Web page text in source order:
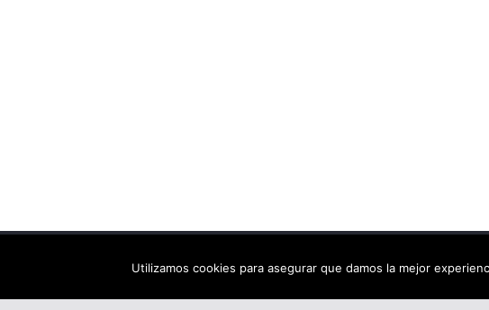
Copyright © 2026 Els arbres de Fahrenheit: biblioteca virtual
.
Utilizamos cookies para asegurar que damos la mejor